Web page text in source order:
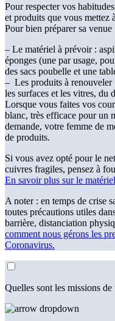
Pour respecter vos
et produits que vous mettez
Pour bien préparer sa venue
– Le matériel à prévoir :
éponges (une par usage,
des sacs poubelle et une
– Les produits à renouveler
les surfaces et les vitres, du
Lorsque vous faites vos
blanc, très efficace pour un
demande, votre femme de
de produits.
Si vous avez opté pour le
cuivres fragiles, pensez à
En savoir plus sur le
A noter : en temps de crise
toutes précautions utiles
barrière, distanciation
comment nous gérons les
Coronavirus.
Quelles sont les missions